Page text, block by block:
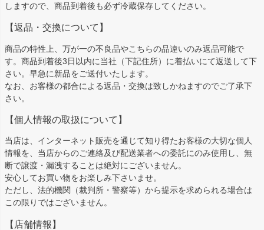
しますので、商品到着後も必ず冷蔵保存してください。
【返品・交換について】
商品の特性上、万が一の不良品やこちらの品違いのみ返品可能で
す。商品到着後3日以内に当社（下記住所）に着払いにて返送して下
さい。早急に新品をご送付いたします。
なお、お客様の都合による返品・交換は致しかねますのでご了承下
さい。
【個人情報の取扱について】
当店は、インターネット販売を通じて知り得たお客様の大切な個人
情報を、当店からのご連絡及び配送業者への委託にのみ使用し、無
断で譲渡・漏洩することは絶対にございません。
安心してお買い物をお楽しみ下さいませ。
ただし、法的機関（裁判所・警察等）から提示を求められる場合は
この限りではございません。
【店舗情報】